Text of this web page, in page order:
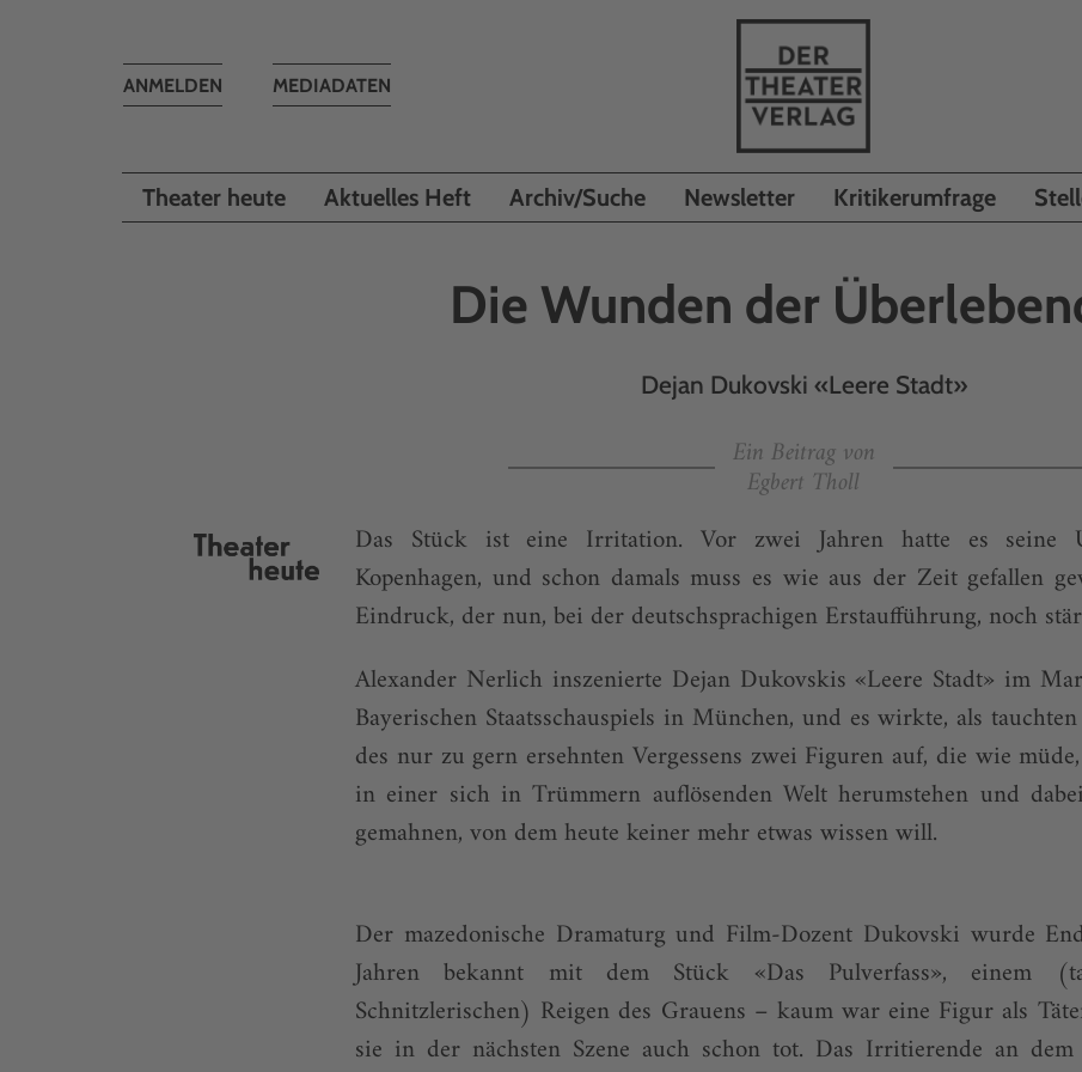
MEDIADATEN
Toggle
ANMELDEN
Theater heute Aktuelles Heft Archiv/Suche Newsletter Kritikerumfrage
Die Wunden der
Dejan Dukovski «Leere Stadt»
Ein Beitrag von
Egbert Tholl
Das Stück ist eine Irritation. Vor zwei Jahren hatte es seine
Kopenhagen, und schon damals muss es wie aus der Zeit gefallen
Eindruck, der nun, bei der deutschsprachigen Erstaufführung, noch
Alexander Nerlich inszenierte Dejan Dukovskis «Leere Stadt» im
Bayerischen Staatsschauspiels in München, und es wirkte, als
des nur zu gern ersehnten Vergessens zwei Figuren auf, die wie
in einer sich in Trümmern auflösenden Welt herumstehen und
gemahnen, von dem heute keiner mehr etwas wissen will.
Der mazedonische Dramaturg und Film-Dozent Dukovski wurde
Jahren bekannt mit dem Stück «Das Pulverfass», einem
Schnitzlerischen) Reigen des Grauens – kaum war eine Figur als
sie in der nächsten Szene auch schon tot. Das Irritierende an